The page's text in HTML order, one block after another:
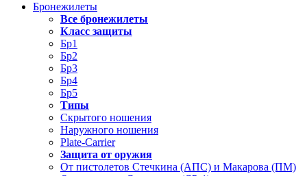
Бронежилеты
Все бронежилеты
Класс защиты
Бр1
Бр2
Бр3
Бр4
Бр5
Типы
Скрытого ношения
Наружного ношения
Plate-Carrier
Защита от оружия
От пистолетов Стечкина (АПС) и Макарова (ПМ)